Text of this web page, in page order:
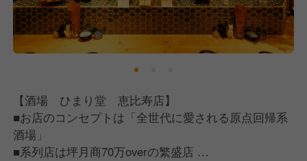
【酒場 ひまり堂 恵比寿店】
■お店のコンセプトは「全世代に愛される原点回帰系
酒場」
■系列店は坪月商70万overの繁盛店